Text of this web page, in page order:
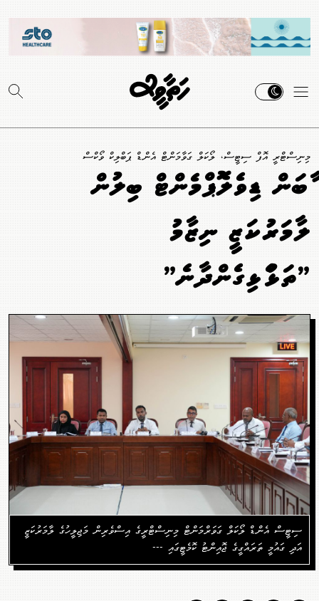
މިނިސްޓްރީ އޮފް ސިޓީސް، ލޯކަލް ގަވާމަންޓް އެންޑް ޕަބްލިކް ވޯކްސް
އާބަން ޑިވެލޮޕްމެންޓް ބިލުން
ލާމަރުކަޒީ ނިޒާމު
"ތަޅުއެޅިގެންދާނެ"
ސިޓީސް އެންޑް ލޯކަލް ގަވަރްމަންޓް މިނިސްޓްރީގެ އިސްވެރިން މަޖިލީހުގެ ލާމަރުކަޒީ
އަދި ގައުމީ ތަރައްގީގެ ޖޮއިންޓު ކޮމެޓީގައި ---